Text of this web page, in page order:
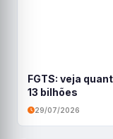
FGTS: veja
13 bilhões
29/07/2026